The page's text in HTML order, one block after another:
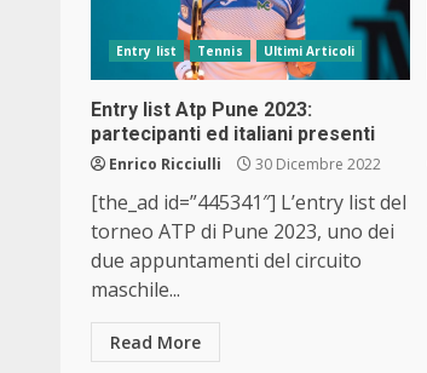
Entry list Tennis Ultimi Articoli
Entry list Atp Pune 2023:
partecipanti ed italiani presenti
Enrico Ricciulli 30 Dicembre 2022
[the_ad id=”445341″] L’entry list del
torneo ATP di Pune 2023, uno dei
due appuntamenti del circuito
maschile...
Read More